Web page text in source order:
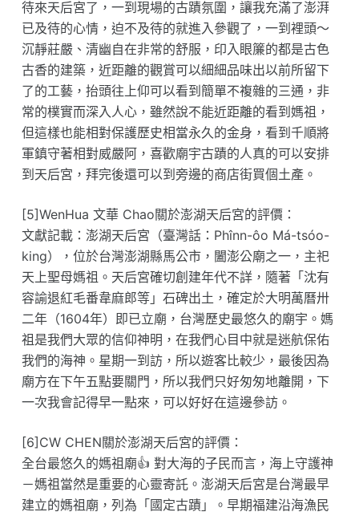
待來天后宮了，一到現場的古蹟氛圍，讓我充滿了澎湃
已及待的心情，迫不及待的就進入參觀了，一到裡頭～
沉靜莊嚴、清幽自在非常的舒服，印入眼簾的都是古色
古香的建築，近距離的觀賞可以細細品味出以前所留下
了的工藝，抬頭往上仰可以看到簡單不複雜的三通，非
常的樸實而深入人心，雖然說不能近距離的看到媽祖，
但這樣也能相對保護歷史相當永久的金身，看到千順將
軍鎮守著相對威嚴阿，喜歡廟宇古蹟的人真的可以安排
到天后宮，拜完後還可以到旁邊的商店街買個土產。
[5]WenHua 文華 Chao關於澎湖天后宮的評價：
文獻記載：澎湖天后宮（臺灣話：Phînn-ôo Má-tsóo-
king），位於台灣澎湖縣馬公市，闔澎公廟之一，主祀
天上聖母媽祖。天后宮確切創建年代不詳，隨著「沈有
容諭退紅毛番韋麻郎等」石碑出土，確定於大明萬曆卅
二年（1604年）即已立廟，台灣歷史最悠久的廟宇。媽
祖是我們大眾的信仰神明，在我們心目中就是迷航保佑
我們的海神。星期一到訪，所以遊客比較少，最後因為
廟方在下午五點要關門，所以我們只好匆匆地離開，下
一次我會記得早一點來，可以好好在這邊參訪。
[6]CW CHEN關於澎湖天后宮的評價：
全台最悠久的媽祖廟👍 對大海的子民而言，海上守護神
－媽祖當然是重要的心靈寄託。澎湖天后宮是台灣最早
建立的媽祖廟，列為「國定古蹟」。早期福建沿海漁民